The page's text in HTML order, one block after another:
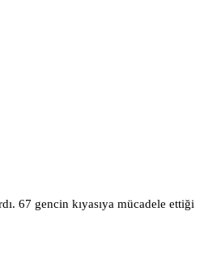
67 gencin kıyasıya mücadele ettiği